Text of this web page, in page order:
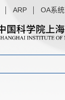
ARP OA系统